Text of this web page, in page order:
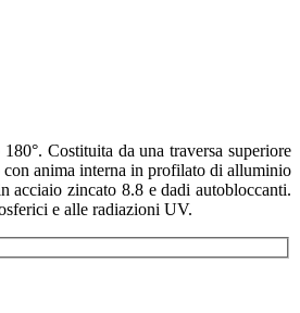
Costituita da una traversa superiore
anima interna in profilato di alluminio
acciaio zincato 8.8 e dadi autobloccanti.
e alle radiazioni UV.